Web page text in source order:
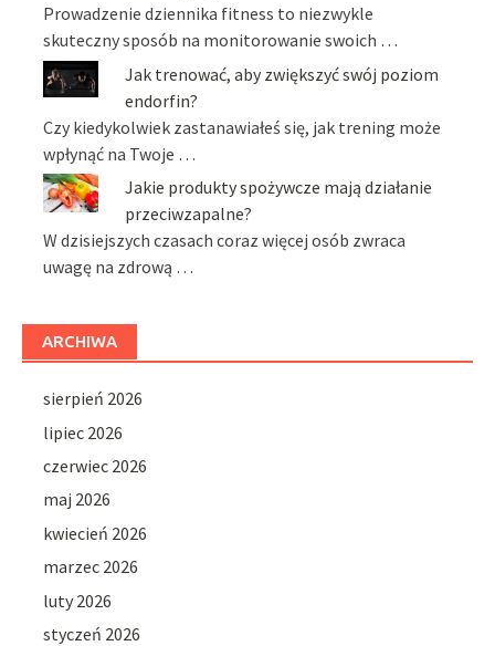
Prowadzenie dziennika fitness to niezwykle
skuteczny sposób na monitorowanie swoich …
Jak trenować, aby zwiększyć swój poziom
endorfin?
Czy kiedykolwiek zastanawiałeś się, jak trening może
wpłynąć na Twoje …
Jakie produkty spożywcze mają działanie
przeciwzapalne?
W dzisiejszych czasach coraz więcej osób zwraca
uwagę na zdrową …
ARCHIWA
sierpień 2026
lipiec 2026
czerwiec 2026
maj 2026
kwiecień 2026
marzec 2026
luty 2026
styczeń 2026